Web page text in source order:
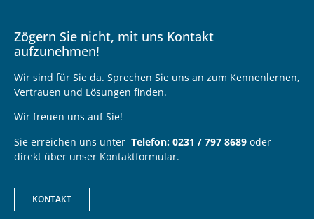
Zögern Sie nicht, mit uns Kontakt
aufzunehmen!
Wir sind für Sie da. Sprechen Sie uns an zum Kennenlernen,
Vertrauen und Lösungen finden.
Wir freuen uns auf Sie!
Sie erreichen uns unter Telefon: 0231 / 797 8689 oder
direkt über unser Kontaktformular.
KONTAKT